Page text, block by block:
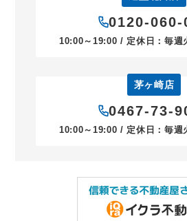
0120-060-
10:00～19:00 / 定休日：毎週
茅ヶ崎店
0467-73-
10:00～19:00 / 定休日：毎週